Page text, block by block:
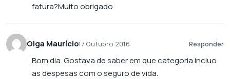
fatura?Muito obrigado
Olga Maurício17 Outubro 2016 Responder
Bom dia. Gostava de saber em que categoria incluo
as despesas com o seguro de vida.